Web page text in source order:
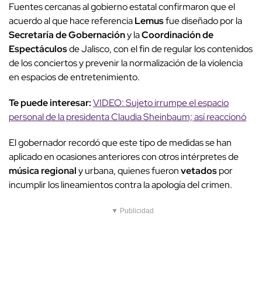
Fuentes cercanas al gobierno estatal confirmaron que el
acuerdo al que hace referenciaLemusfue diseñado por la
Secretaría de Gobernacióny laCoordinación de
Espectáculosde Jalisco, con el fin de regular los contenidos
de los conciertos y prevenir la normalización de la violencia
en espacios de entretenimiento.
Te puede interesar:VIDEO: Sujeto irrumpe el espacio
personal de la presidenta Claudia Sheinbaum; así reaccionó
El gobernador recordó que este tipo de medidas se han
aplicado en ocasiones anteriores con otros intérpretes de
música regionaly urbana, quienes fueronvetadospor
incumplir los lineamientos contra la apología del crimen.
▼ Publicidad